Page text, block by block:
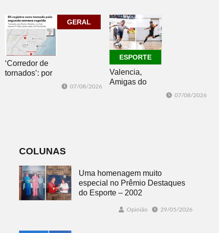
corpo que cai”
GERAL
‘Corredor de
tornados’: por
07/08/2026
ESPORTE
Valencia,
Amigas do
07/08/2026
COLUNAS
Uma homenagem muito
especial no Prêmio Destaques
do Esporte – 2002
Opinião 29/05/2026